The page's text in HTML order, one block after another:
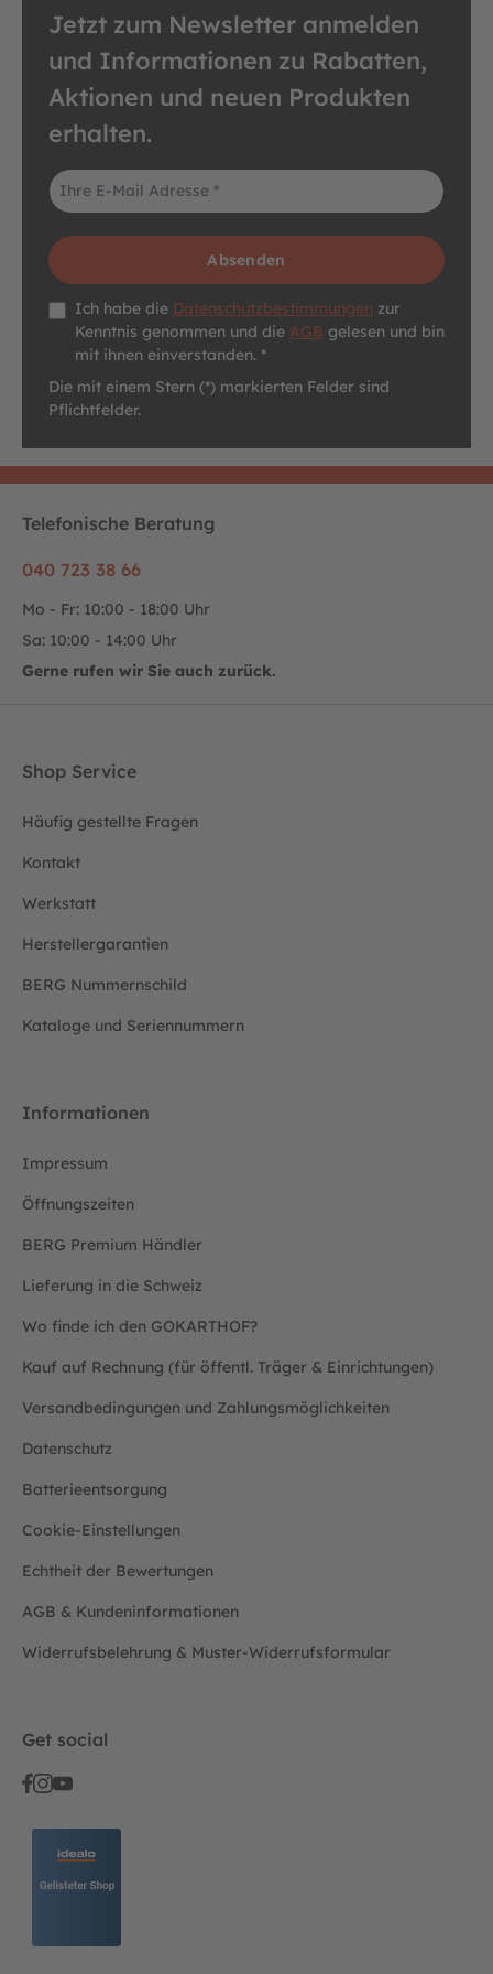
Jetzt zum Newsletter anmelden
und Informationen zu Rabatten,
Aktionen und neuen Produkten
erhalten.
E-Mail-Adresse*
Absenden
Datenschutz *
Ich habe die Datenschutzbestimmungen zur
Kenntnis genommen und die AGB gelesen und bin
mit ihnen einverstanden. *
Die mit einem Stern (*) markierten Felder sind
Pflichtfelder.
Telefonische Beratung
040 723 38 66
Mo - Fr: 10:00 - 18:00 Uhr
Sa: 10:00 - 14:00 Uhr
Gerne rufen wir Sie auch zurück.
Shop Service
Häufig gestellte Fragen
Kontakt
Werkstatt
Herstellergarantien
BERG Nummernschild
Kataloge und Seriennummern
Informationen
Impressum
Öffnungszeiten
BERG Premium Händler
Lieferung in die Schweiz
Wo finde ich den GOKARTHOF?
Kauf auf Rechnung (für öffentl. Träger & Einrichtungen)
Versandbedingungen und Zahlungsmöglichkeiten
Datenschutz
Batterieentsorgung
Cookie-Einstellungen
Echtheit der Bewertungen
AGB & Kundeninformationen
Widerrufsbelehrung & Muster-Widerrufsformular
Get social